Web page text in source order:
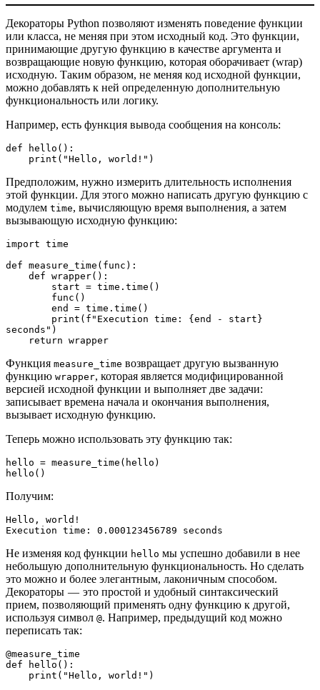
Декораторы Python позволяют изменять поведение функции
или класса, не меняя при этом исходный код. Это функции,
принимающие другую функцию в качестве аргумента и
возвращающие новую функцию, которая оборачивает (wrap)
исходную. Таким образом, не меняя код исходной функции,
можно добавлять к ней определенную дополнительную
функциональность или логику.
Например, есть функция вывода сообщения на консоль:
def hello():
    print("Hello, world!")
Предположим, нужно измерить длительность исполнения
этой функции. Для этого можно написать другую функцию с
модулем time, вычисляющую время выполнения, а затем
вызывающую исходную функцию:
import time
def measure_time(func):
seconds")
    return wrapper
Функция measure_time возвращает другую вызванную
функцию wrapper, которая является модифицированной
версией исходной функции и выполняет две задачи:
записывает времена начала и окончания выполнения,
вызывает исходную функцию.
Теперь можно использовать эту функцию так:
hello = measure_time(hello)
hello()
Получим:
Hello, world!
Execution time: 0.000123456789 seconds
Не изменяя код функции hello мы успешно добавили в нее
небольшую дополнительную функциональность. Но сделать
это можно и более элегантным, лаконичным способом.
Декораторы — это простой и удобный синтаксический
прием, позволяющий применять одну функцию к другой,
используя символ @. Например, предыдущий код можно
переписать так:
@measure_time
def hello():